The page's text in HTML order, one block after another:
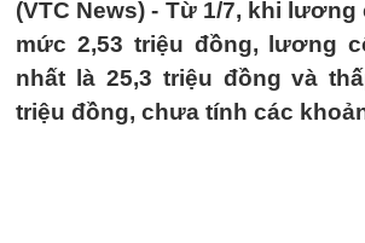
(VTC News) - Từ 1/7, khi lương
mức 2,53 triệu đồng, lương
nhất là 25,3 triệu đồng và
triệu đồng, chưa tính các